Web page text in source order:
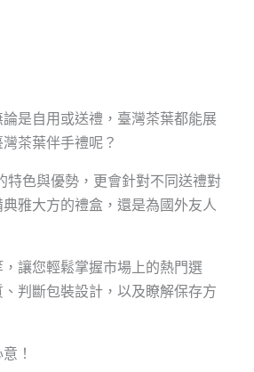
是自用或送禮，臺灣茶葉都能展
茶葉伴手禮呢？
特色與優勢，更會針對不同送禮對
雅大方的禮盒，還是為國外友人
讓您輕鬆掌握市場上的熱門選
判斷包裝設計，以及瞭解保存方
！